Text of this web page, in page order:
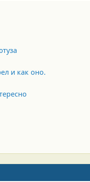
и как оно.